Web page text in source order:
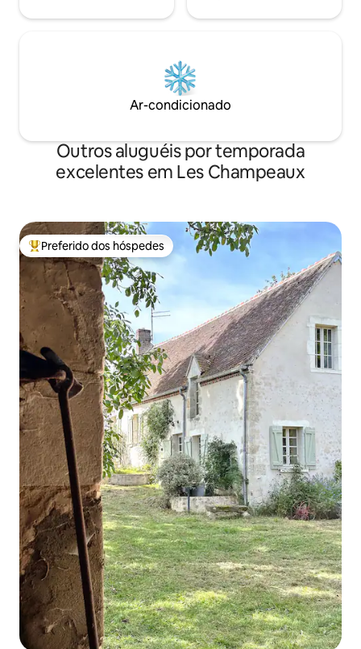
Ar-condicionado
Outros aluguéis por temporada
excelentes em Les Champeaux
Entre os melhores preferidos dos hóspedes
Preferido dos hóspedes